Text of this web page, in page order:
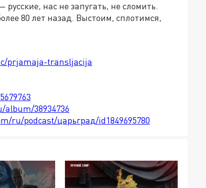
русские, нас не запугать, не сломить.
80 лет назад. Выстоим, сплотимся,
prjamaja-transljacija
38934736
ru/podcast/царьград/id1849695780